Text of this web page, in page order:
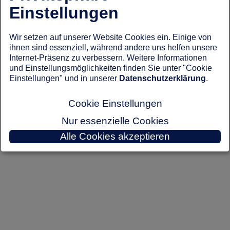
Firmenjubiläum
Fertigung in allen Produktionsbereichen.
Neben einer regionaltypischen Bewirtung durch die
Landmetzgerei Koch sorgte die Blaskapelle „D´Wolfachtaler“ für Stimmung.
Während der beiden Werksbesichtigungen konnten die Besucher die einzelnen
Fachbereiche der Produktion besichtigen und sich selbst ein Bild von der hohen,
technischen Ausstattung und Qualität machen.
Auch der Vaillant-Showtruck war sehr gut frequentiert. Für die kleinen Besucher
stand eine Hüpfburg bereit.
Sichern Sie sich gleich hier den Hausbau Katalog dieses Anbieters.
zurück zu: Aktuelles aus der Hausbaubranche
Einstellungen
Wir setzen auf unserer Website Cookies ein. Einige von
ihnen sind essenziell, während andere uns helfen unsere
Internet-Präsenz zu verbessern. Weitere Informationen
und Einstellungsmöglichkeiten finden Sie unter "Cookie
Einstellungen" und in unserer Datenschutzerklärung.
Cookie Einstellungen
Nur essenzielle Cookies
Alle Cookies akzeptieren